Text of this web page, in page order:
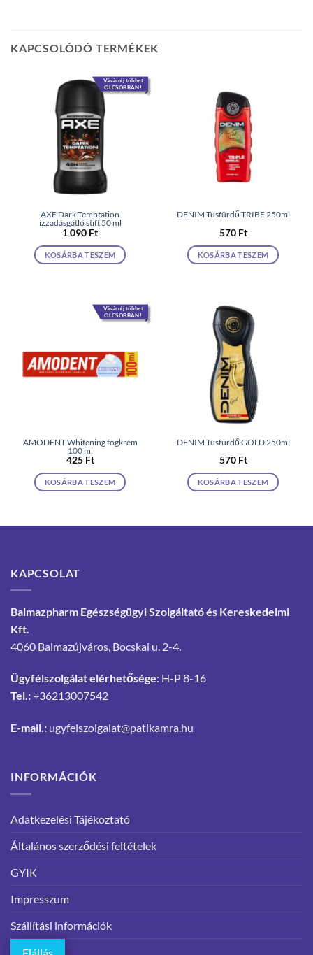
KAPCSOLÓDÓ TERMÉKEK
Vásárolj többet
OLCSÓBBAN!
AXE Dark Temptation
izzadásgátló stift 50 ml
1 090 Ft
KOSÁRBA TESZEM
DENIM Tusfürdő TRIBE 250ml
570 Ft
KOSÁRBA TESZEM
Vásárolj többet
OLCSÓBBAN!
AMODENT Whitening fogkrém
100 ml
425 Ft
KOSÁRBA TESZEM
DENIM Tusfürdő GOLD 250ml
570 Ft
KOSÁRBA TESZEM
KAPCSOLAT
Balmazpharm Egészségügyi Szolgáltató és Kereskedelmi
Kft.
4060 Balmazújváros, Bocskai u. 2-4.
Ügyfélszolgálat elérhetősége: H-P 8-16
Tel.:+36213007542
E-mail.: ugyfelszolgalat@patikamra.hu
INFORMÁCIÓK
Adatkezelési Tájékoztató
Általános szerződési feltételek
GYIK
Impresszum
Szállítási információk